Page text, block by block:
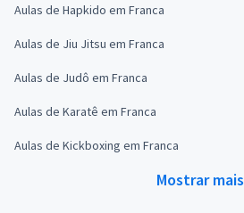
Aulas de Hapkido em Franca
Aulas de Jiu Jitsu em Franca
Aulas de Judô em Franca
Aulas de Karatê em Franca
Aulas de Kickboxing em Franca
Mostrar mais